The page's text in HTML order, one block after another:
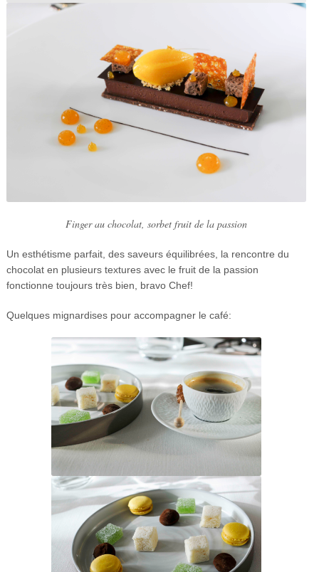
Finger au chocolat, sorbet fruit de la passion
Un esthétisme parfait, des saveurs équilibrées, la rencontre du
chocolat en plusieurs textures avec le fruit de la passion
fonctionne toujours très bien, bravo Chef!
Quelques mignardises pour accompagner le café: